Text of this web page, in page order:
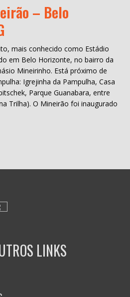
– Belo
mais conhecido como Estádio
em Belo Horizonte, no bairro da
Mineirinho. Está próximo de
Igrejinha da Pampulha, Casa
Parque Guanabara, entre
Trilha). O Mineirão foi inaugurado
LINKS